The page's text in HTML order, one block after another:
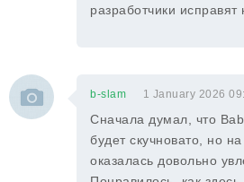
разработчики исправят
b-slam 1 January 2026
Сначала думал, что
будет скучновато, но
оказалась довольно